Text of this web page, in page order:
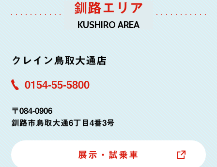
釧路エリア
KUSHIRO AREA
クレイン鳥取大通店
0154-55-5800
〒084-0906
釧路市鳥取大通6丁目4番3号
展示・試乗車